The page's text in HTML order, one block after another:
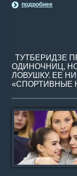
подробнее
ТУТБЕРИДЗЕ
ОДИНОЧНИЦ,
ЛОВУШКУ. ЕЕ
«СПОРТИВНЫЕ